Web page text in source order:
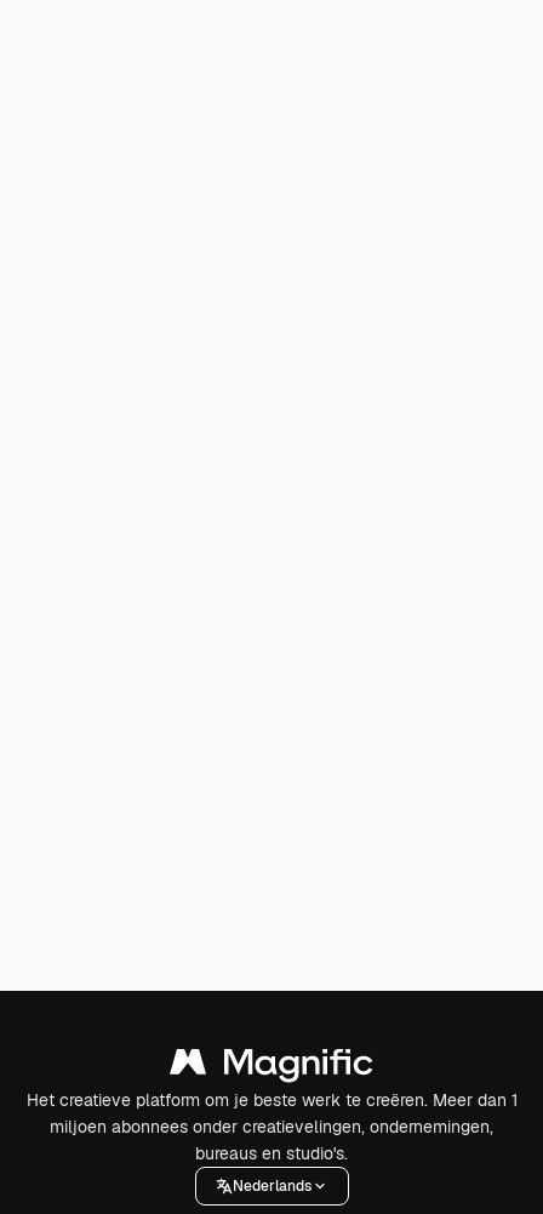
Het creatieve platform om je beste werk te creëren. Meer dan 1
miljoen abonnees onder creatievelingen, ondernemingen,
bureaus en studio's.
Nederlands